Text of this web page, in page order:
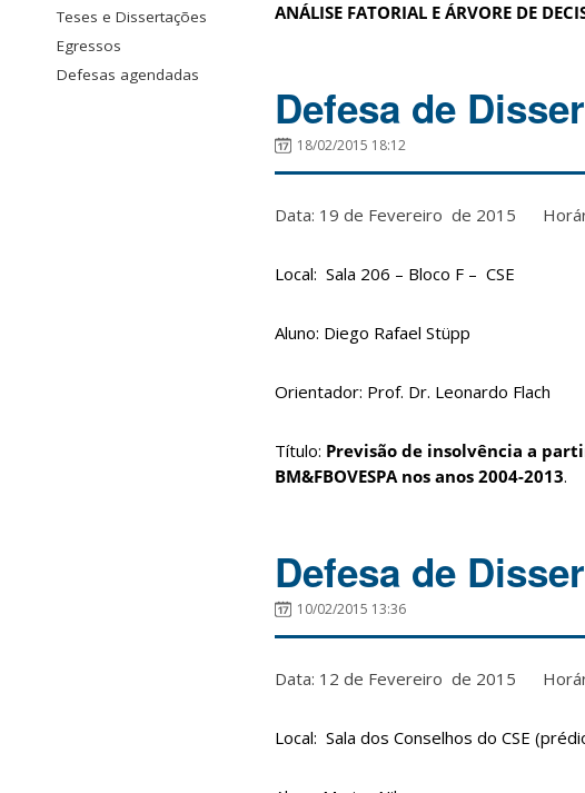
Teses e Dissertações
Egressos
Defesas agendadas
ANÁLISE FATORIAL E ÁRVORE DE
Defesa de
18/02/2015 18:12
Data: 19 de Fevereiro de 2015
Local: Sala 206 – Bloco F – CSE
Aluno: Diego Rafael Stüpp
Orientador: Prof. Dr. Leonardo Flach
Título: Previsão de insolvência a
BM&FBOVESPA nos anos 2004-2013.
Defesa de
10/02/2015 13:36
Data: 12 de Fevereiro de 2015
Local: Sala dos Conselhos do CSE